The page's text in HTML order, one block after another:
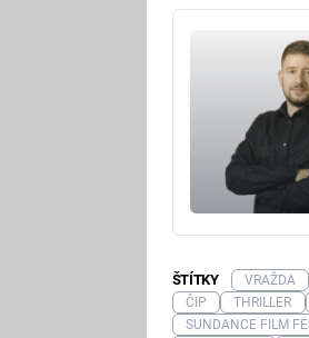
ŠTÍTKY VRAŽDA
ČIP
THRILLER
SUNDANCE FILM